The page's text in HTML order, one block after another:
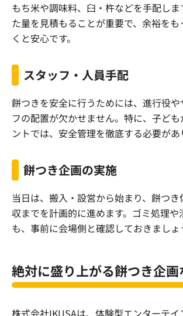
もち米や調味料、臼・杵などを手配しま
た量を見積もることが重要で、余裕をも
くと安心です。
スタッフ・人員手配
餅つきを安全に行うためには、進行役
フの配置が欠かせません。特に、子ど
ントでは、安全管理を徹底する必要があ
餅つき企画の実施
当日は、搬入・設営から始まり、餅つ
収までを計画的に進めます。ゴミ処理や
も、事前に会場側と確認しておきましょ
絶対に盛り上がる餅つき企
株式会社IKUSAは、体験型エンターテ